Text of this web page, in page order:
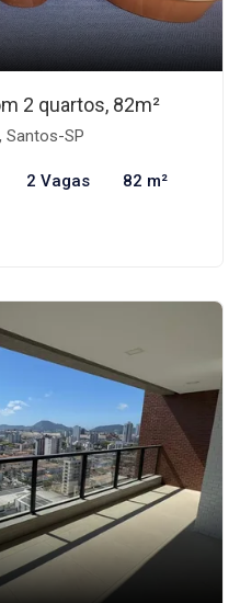
2 quartos, 82m²
Santos-SP
2 Vagas 82 m²